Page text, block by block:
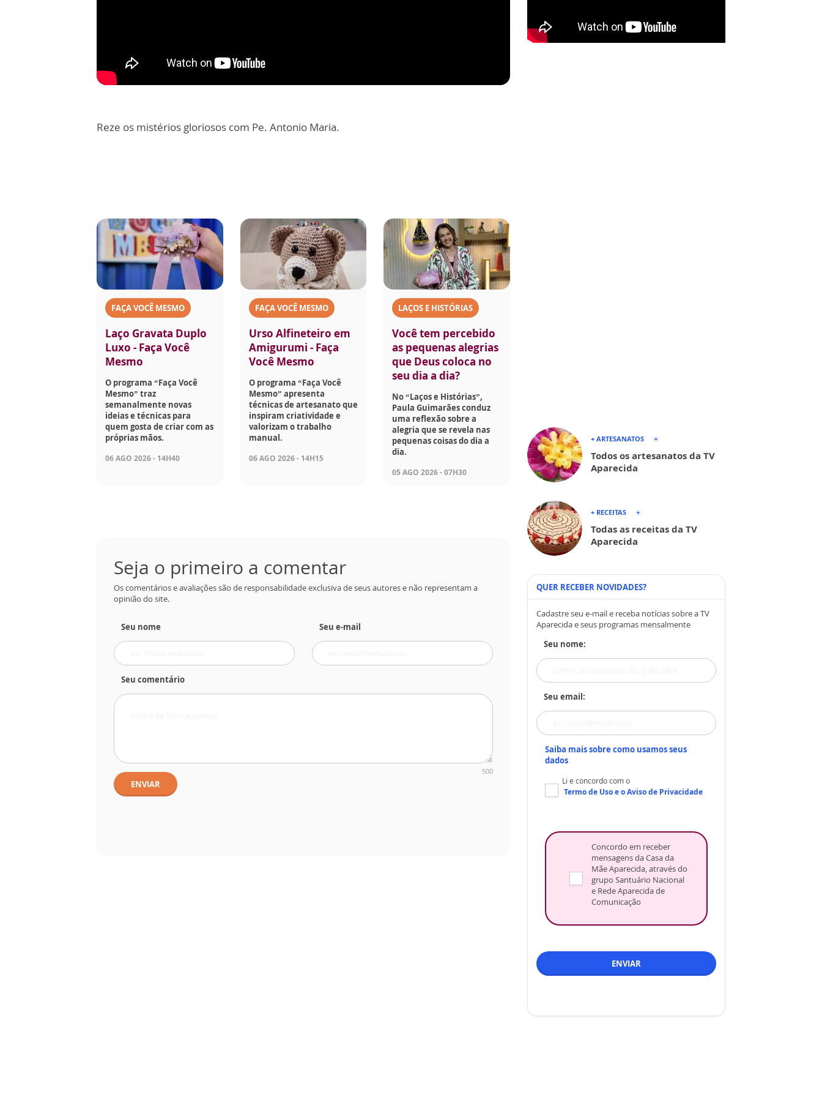
Reze os mistérios gloriosos com Pe. Antonio Maria.
FAÇA VOCÊ MESMO
Laço Gravata Duplo
Luxo - Faça Você
Mesmo
O programa “Faça Você
Mesmo” traz
semanalmente novas
ideias e técnicas para
quem gosta de criar com as
próprias mãos.
06 AGO 2026 - 14H40
FAÇA VOCÊ MESMO
Urso Alfineteiro em
Amigurumi - Faça
Você Mesmo
O programa “Faça Você
Mesmo” apresenta
técnicas de artesanato que
inspiram criatividade e
valorizam o trabalho
manual.
06 AGO 2026 - 14H15
LAÇOS E HISTÓRIAS
Você tem percebido
as pequenas alegrias
que Deus coloca no
seu dia a dia?
No “Laços e Histórias”,
Paula Guimarães conduz
uma reflexão sobre a
alegria que se revela nas
pequenas coisas do dia a
dia.
05 AGO 2026 - 07H30
Seja o primeiro a comentar
Os comentários e avaliações são de responsabilidade exclusiva de seus autores e não representam a
opinião do site.
Seu nome Seu e-mail
Seu comentário
500
ENVIAR
+ ARTESANATOS
Todos os artesanatos da TV
Aparecida
+ RECEITAS
Todas as receitas da TV
Aparecida
QUER RECEBER NOVIDADES?
Cadastre seu e-mail e receba notícias sobre a TV
Aparecida e seus programas mensalmente
Seu nome:
Seu email:
Saiba mais sobre como usamos seus
dados
Li e concordo com o
Termo de Usoe oAviso de Privacidade
Concordo em receber
mensagens da Casa da
Mãe Aparecida, através do
grupo Santuário Nacional
e Rede Aparecida de
Comunicação
ENVIAR